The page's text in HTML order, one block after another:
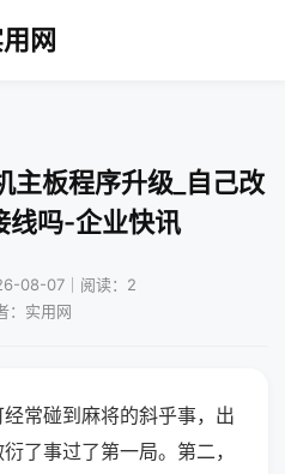
网
主板程序升级_自己改
线吗-企业快讯
08-07｜阅读：2
：实用网
常碰到麻将的斜乎事，出
了事过了第一局。第二，